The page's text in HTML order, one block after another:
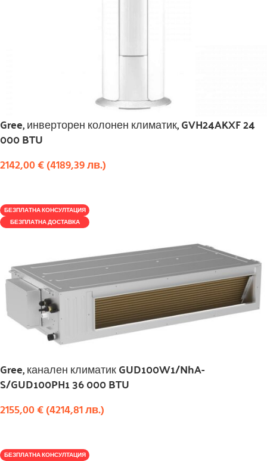
Gree, инверторен колонен климатик, GVH24AKXF 24
000 BTU
2142,00€(4189,39лв.)
БЕЗПЛАТНА КОНСУЛТАЦИЯ
БЕЗПЛАТНА ДОСТАВКА
Gree, канален климатик GUD100W1/NhA-
S/GUD100PH1 36 000 BTU
2155,00€(4214,81лв.)
БЕЗПЛАТНА КОНСУЛТАЦИЯ